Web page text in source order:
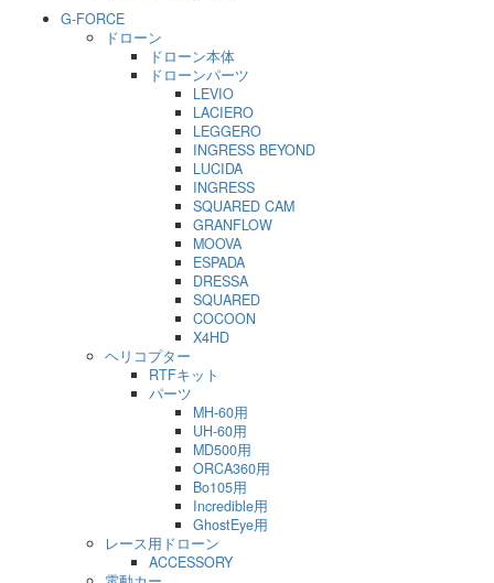
G-FORCE
ドローン
ドローン本体
ドローンパーツ
LEVIO
LACIERO
LEGGERO
INGRESS BEYOND
LUCIDA
INGRESS
SQUARED CAM
GRANFLOW
MOOVA
ESPADA
DRESSA
SQUARED
COCOON
X4HD
ヘリコプター
RTFキット
パーツ
MH-60用
UH-60用
MD500用
ORCA360用
Bo105用
Incredible用
GhostEye用
レース用ドローン
ACCESSORY